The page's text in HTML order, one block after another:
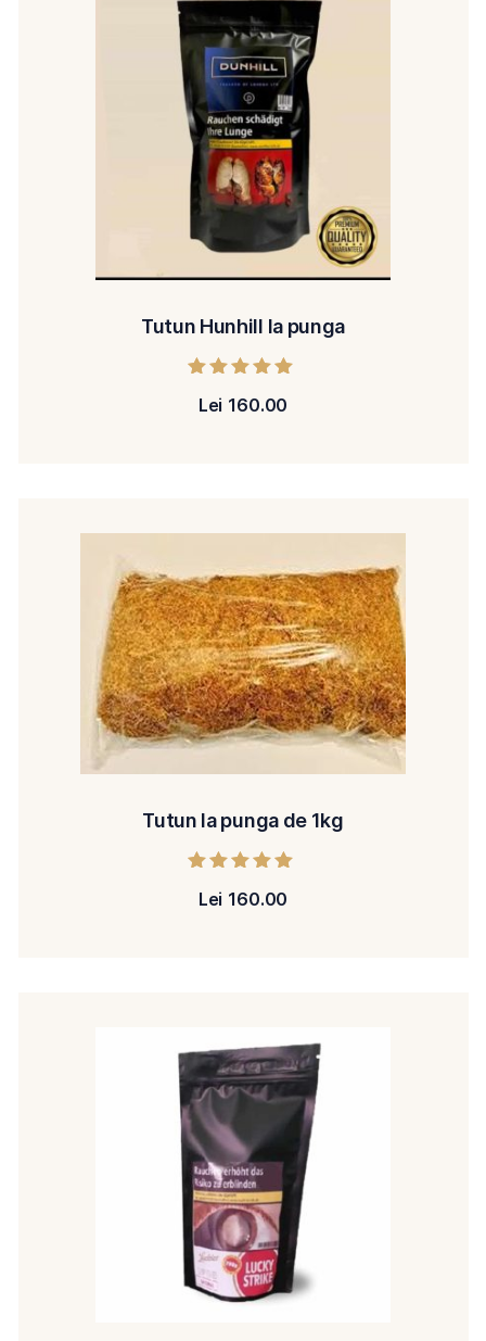
Tutun Hunhill la punga
5.00
Lei 160.00
Tutun la punga de 1kg
5.00
Lei 160.00